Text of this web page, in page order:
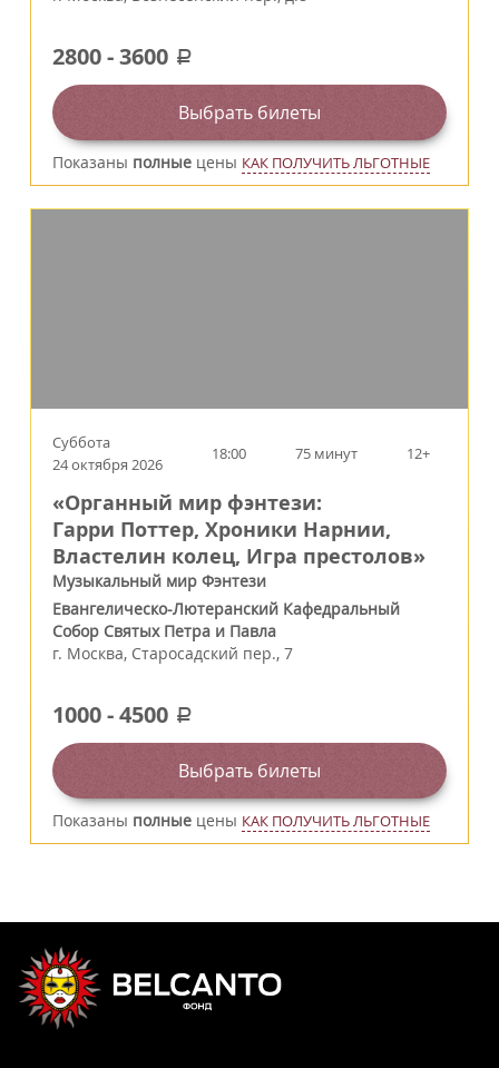
2800-3600 a
Выбрать билеты
Показаны полные цены КАК ПОЛУЧИТЬ ЛЬГОТНЫЕ
Суббота
24 октября 2026
18:00 75 минут 12+
«Органный мир фэнтези:
Гарри Поттер, Хроники Нарнии,
Властелин колец, Игра престолов»
Музыкальный мир Фэнтези
Евангелическо-Лютеранский Кафедральный
Собор Святых Петра и Павла
г. Москва, Старосадский пер., 7
1000-4500 a
Выбрать билеты
Показаны полные цены КАК ПОЛУЧИТЬ ЛЬГОТНЫЕ